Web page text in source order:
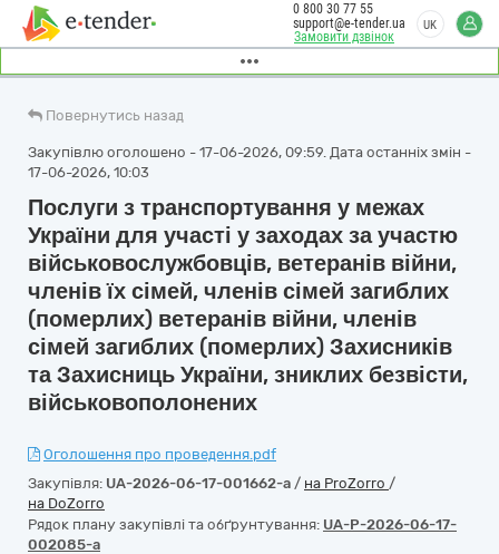
Замовити дзвінок
0 800 30 77 55
support@e-tender.ua
UK
Повернутись назад
Закупівлю оголошено - 17-06-2026, 09:59. Дата останніх змін -
17-06-2026, 10:03
Послуги з транспортування у межах
України для участі у заходах за участю
військовослужбовців, ветеранів війни,
членів їх сімей, членів сімей загиблих
(померлих) ветеранів війни, членів
сімей загиблих (померлих) Захисників
та Захисниць України, зниклих безвісти,
військовополонених
Оголошення про проведення.pdf
Закупівля: UA-2026-06-17-001662-a / на ProZorro /
на DoZorro
Рядок плану закупівлі та обґрунтування: UA-P-2026-06-17-
002085-a